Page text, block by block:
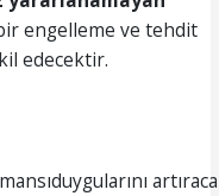
engelleme ve tehdit
edecektir.